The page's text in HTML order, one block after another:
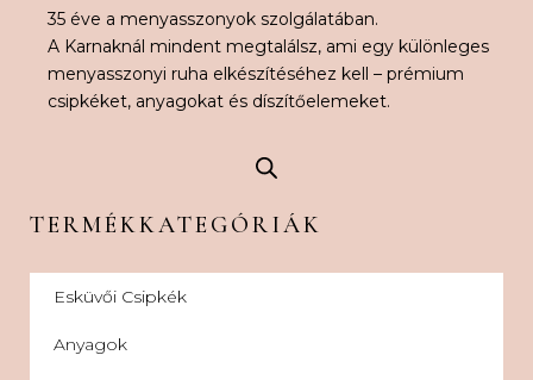
35 éve a menyasszonyok szolgálatában.
A Karnaknál mindent megtalálsz, ami egy különleges
menyasszonyi ruha elkészítéséhez kell – prémium
csipkéket, anyagokat és díszítőelemeket.
TERMÉKKATEGÓRIÁK
Esküvői Csipkék
Anyagok